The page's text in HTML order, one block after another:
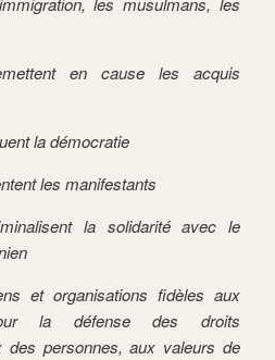
en cause les acquis
la démocratie
les manifestants
la solidarité avec le
et organisations fidèles aux
la défense des droits
des personnes, aux valeurs de